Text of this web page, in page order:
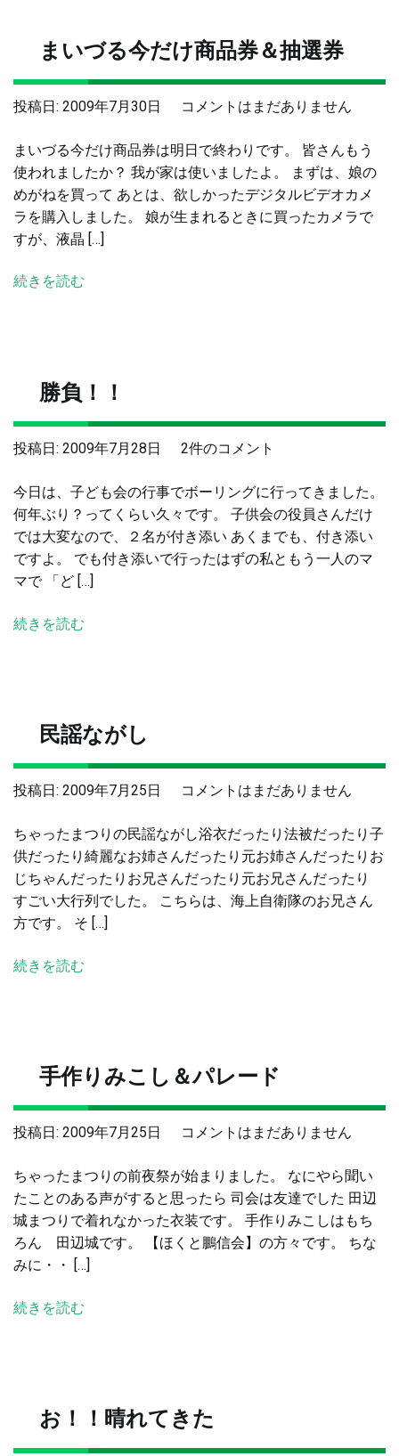
まいづる今だけ商品券＆抽選券
投稿日: 2009年7月30日
ま
づ
る
今
だ
へ
の
コメントはまだありません
まいづる今だけ商品券は明日で終わりです。 皆さんもう
使われましたか？ 我が家は使いましたよ。 まずは、娘の
めがねを買って あとは、欲しかったデジタルビデオカメ
ラを購入しました。 娘が生まれるときに買ったカメラで
すが、液晶 […]
続きを読む
勝負！！
投稿日: 2009年7月28日
勝
へ
の
2件のコメント
今日は、子ども会の行事でボーリングに行ってきました。
何年ぶり？ってくらい久々です。 子供会の役員さんだけ
では大変なので、２名が付き添い あくまでも、付き添い
ですよ。 でも付き添いで行ったはずの私ともう一人のマ
マで 「ど […]
続きを読む
民謡ながし
投稿日: 2009年7月25日
民
な
が
し
へ
コメントはまだありません
ちゃったまつりの民謡ながし浴衣だったり法被だったり子
供だったり綺麗なお姉さんだったり元お姉さんだったりお
じちゃんだったりお兄さんだったり元お兄さんだったり
すごい大行列でした。 こちらは、海上自衛隊のお兄さん
方です。 そ […]
続きを読む
手作りみこし＆パレード
投稿日: 2009年7月25日
手
り
み
こ
し
コメントはまだありません
ちゃったまつりの前夜祭が始まりました。 なにやら聞い
たことのある声がすると思ったら 司会は友達でした 田辺
城まつりで着れなかった衣装です。 手作りみこしはもち
ろん 田辺城です。 【ほくと鵬信会】の方々です。 ちな
みに・・ […]
続きを読む
お！！晴れてきた